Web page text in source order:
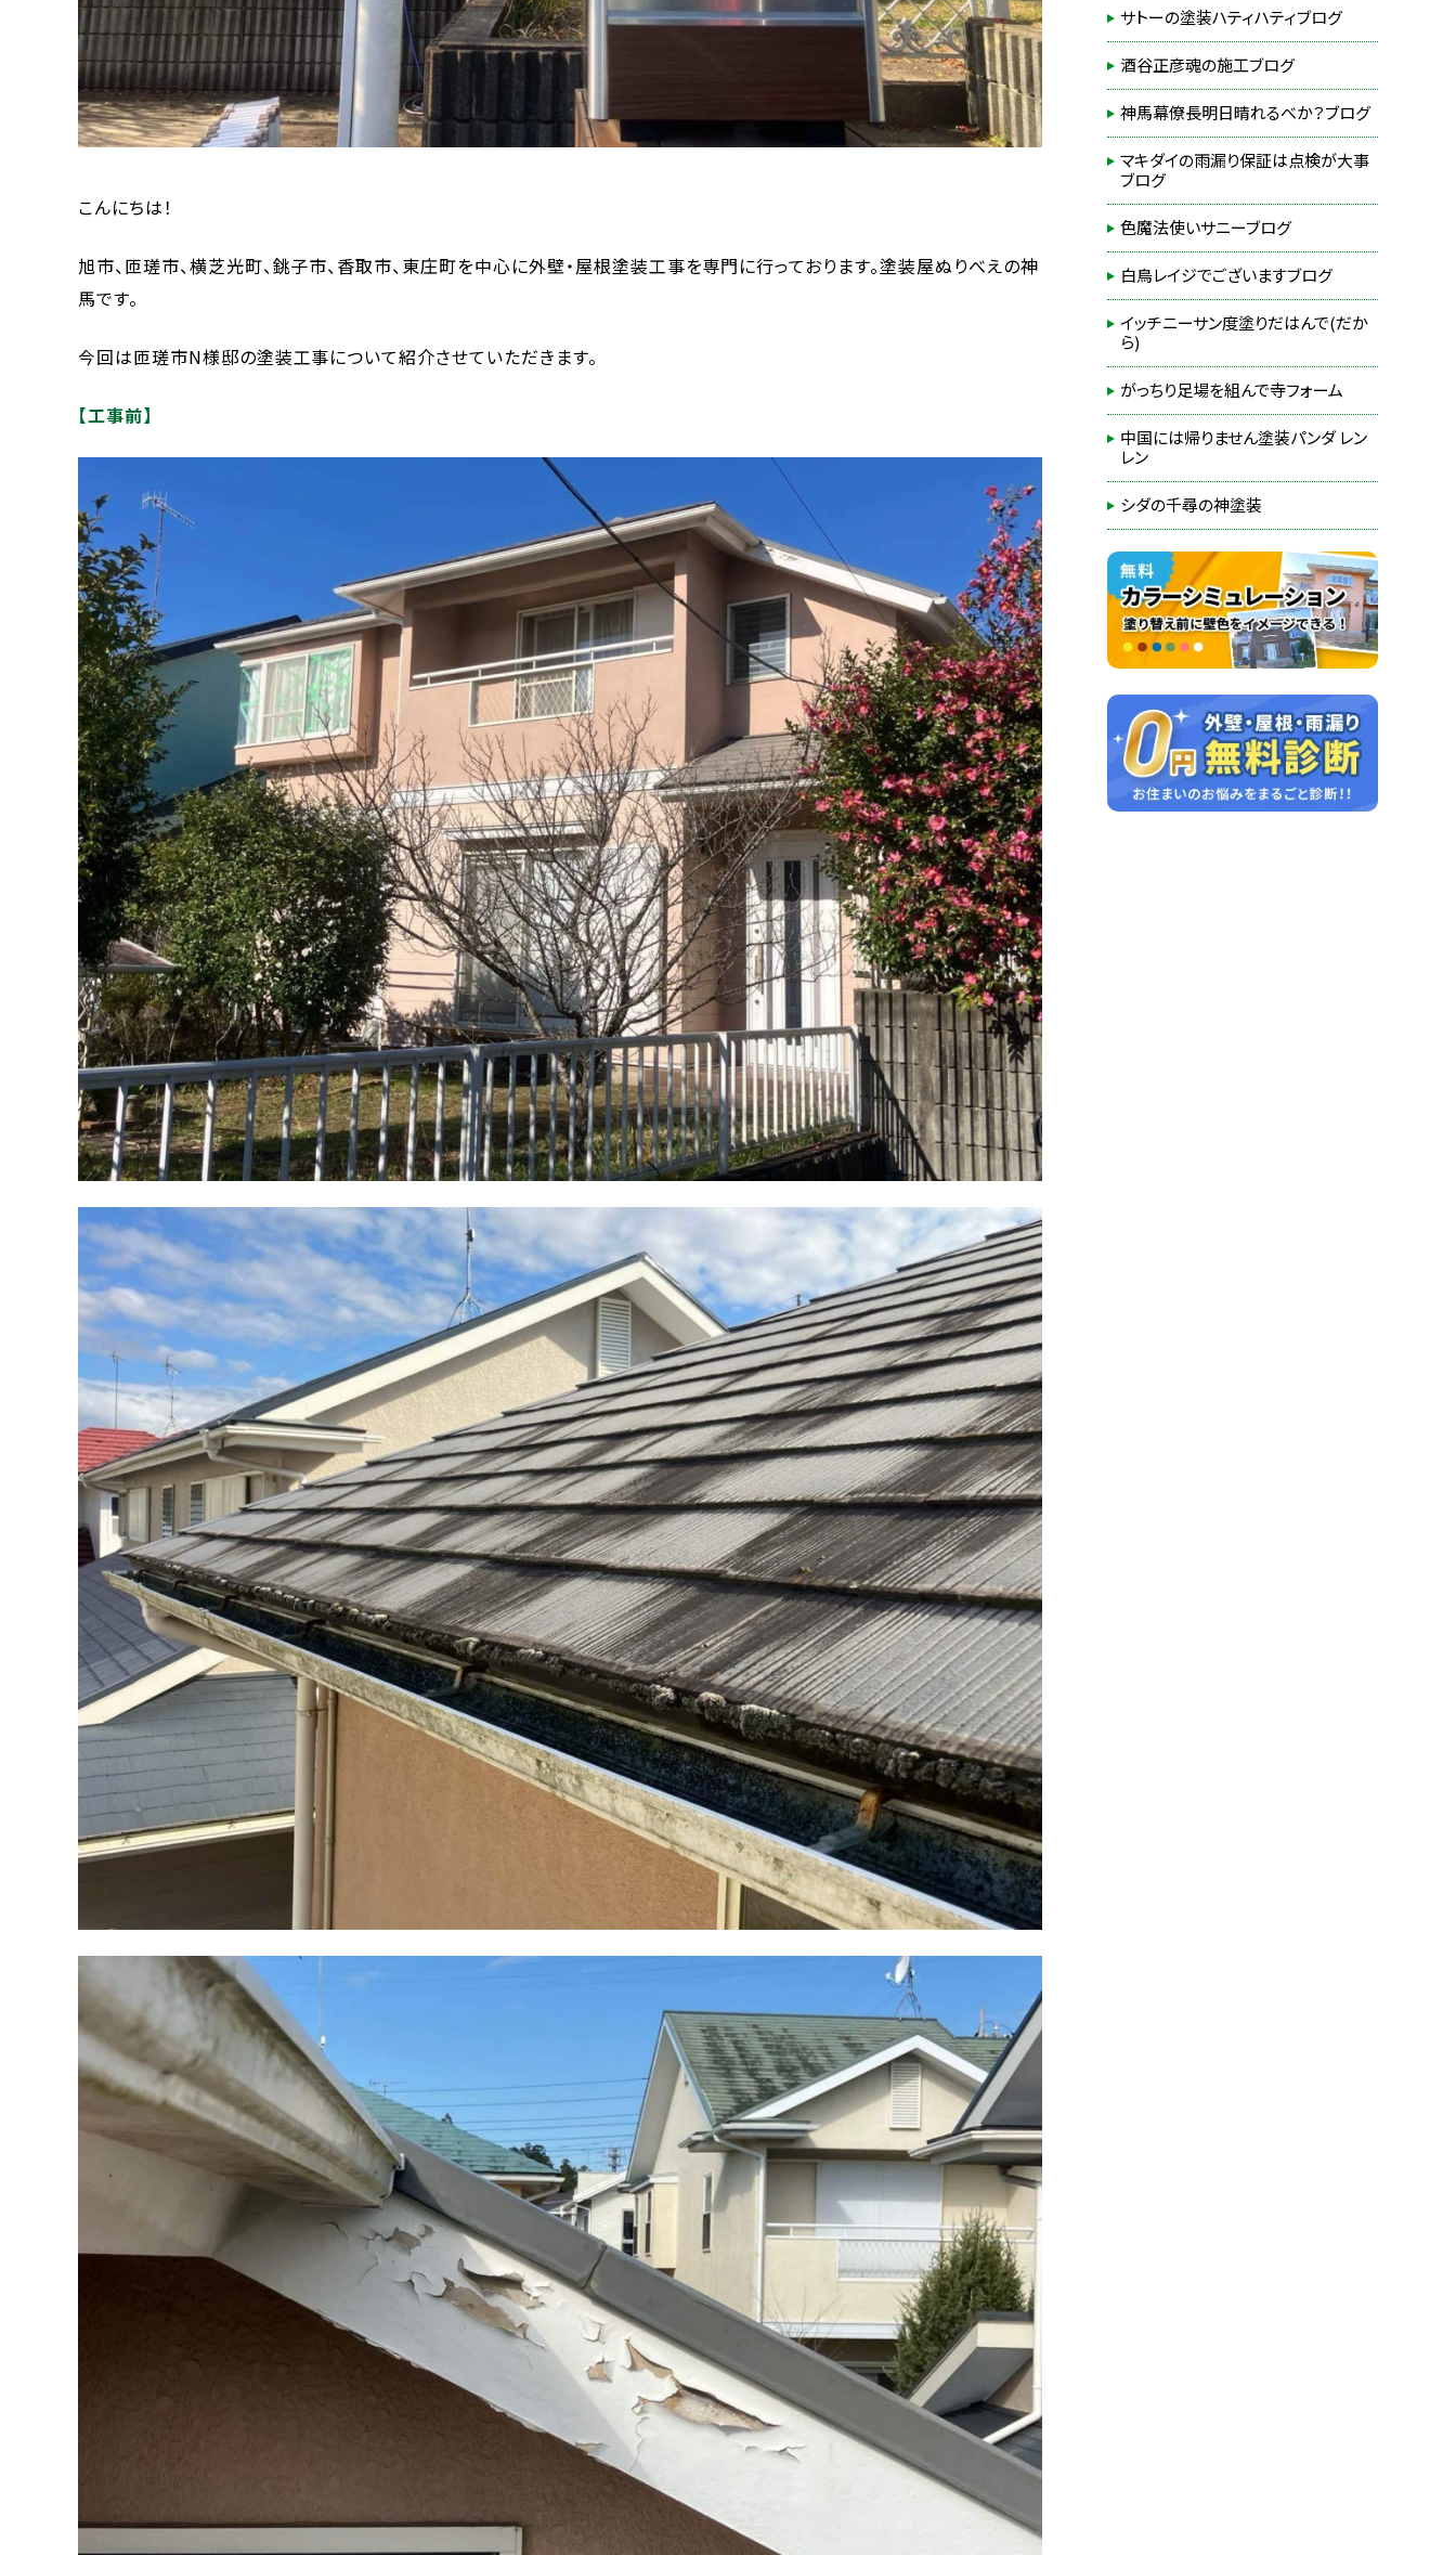
こんにちは！
旭市、匝瑳市、横芝光町、銚子市、香取市、東庄町を中心に外壁・屋根塗装工事を専門に行っております。塗装屋ぬりべえの神
馬です。
今回は匝瑳市N様邸の塗装工事について紹介させていただきます。
【工事前】
サトーの塗装ハティハティブログ
酒谷正彦魂の施工ブログ
神馬幕僚長明日晴れるべか？ブログ
マキダイの雨漏り保証は点検が大事
ブログ
色魔法使いサニーブログ
白鳥レイジでございますブログ
イッチニーサン度塗りだはんで(だか
ら)
がっちり足場を組んで寺フォーム
中国には帰りません塗装パンダ レン
レン
シダの千尋の神塗装